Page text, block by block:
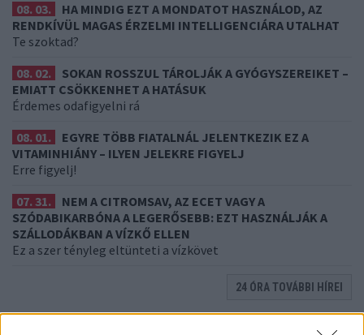
08. 03.
HA MINDIG EZT A MONDATOT HASZNÁLOD, AZ
RENDKÍVÜL MAGAS ÉRZELMI INTELLIGENCIÁRA UTALHAT
Te szoktad?
08. 02.
SOKAN ROSSZUL TÁROLJÁK A GYÓGYSZEREIKET –
EMIATT CSÖKKENHET A HATÁSUK
Érdemes odafigyelni rá
08. 01.
EGYRE TÖBB FIATALNÁL JELENTKEZIK EZ A
VITAMINHIÁNY – ILYEN JELEKRE FIGYELJ
Erre figyelj!
07. 31.
NEM A CITROMSAV, AZ ECET VAGY A
SZÓDABIKARBÓNA A LEGERŐSEBB: EZT HASZNÁLJÁK A
SZÁLLODÁKBAN A VÍZKŐ ELLEN
Ez a szer tényleg eltünteti a vízkövet
24 ÓRA TOVÁBBI HÍREI